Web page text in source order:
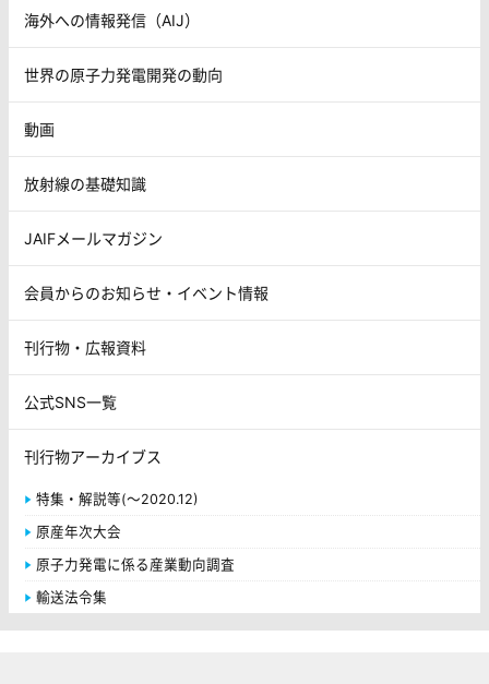
海外への情報発信（AIJ）
世界の原子力発電開発の動向
動画
放射線の基礎知識
JAIFメールマガジン
会員からのお知らせ・イベント情報
刊行物・広報資料
公式SNS一覧
刊行物アーカイブス
特集・解説等(～2020.12)
原産年次大会
原子力発電に係る産業動向調査
輸送法令集